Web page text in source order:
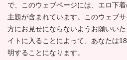
で、このウェブページには、エロ下
主題が含まれています。このウェブ
方にお見せにならないようお願いい
イトに入ることによって、あなたは
明することになります。